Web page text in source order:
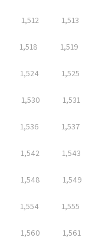
1,512 1,513
1,518 1,519
1,524 1,525
1,530 1,531
1,536 1,537
1,542 1,543
1,548 1,549
1,554 1,555
1,560 1,561